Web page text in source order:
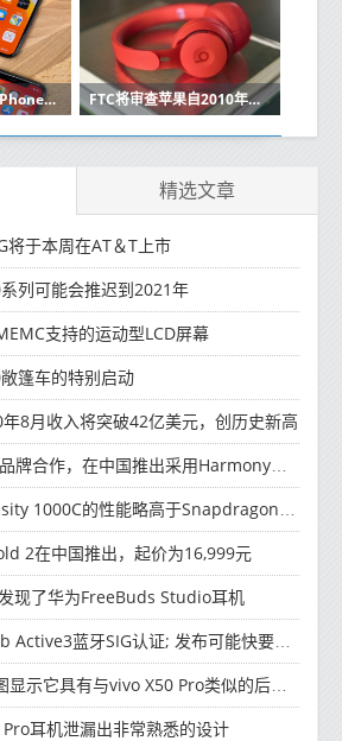
苹果报告假期季度iPhone销售强劲 FTC将审查苹果自2010年以来的收购
精选文章
将于本周在AT＆T上市
列可能会推迟到2021年
支持的运动型LCD屏幕
篷车的特别启动
8月收入将突破42亿美元，创历史新高
，在中国推出采用HarmonyOS 2.0的智能家居产品
1000C的性能略高于Snapdragon 765G
2在中国推出，起价为16,999元
现了华为FreeBuds Studio耳机
蓝牙SIG认证; 发布可能快要结束了
示它具有与vivo X50 Pro类似的后部设计
耳机泄漏出非常熟悉的设计